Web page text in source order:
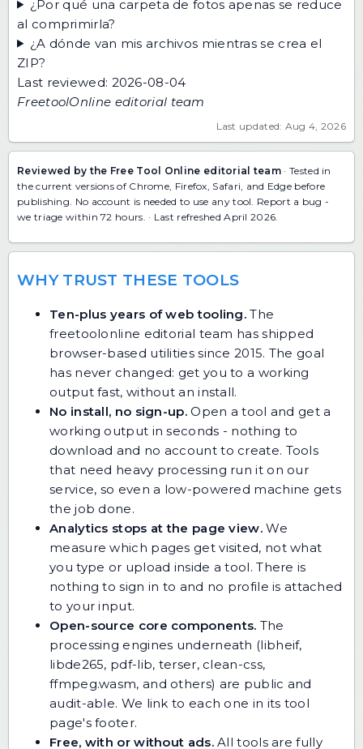
¿Por qué una carpeta de fotos apenas se reduce
al comprimirla?
¿A dónde van mis archivos mientras se crea el
ZIP?
Last reviewed: 2026-08-04
FreetoolOnline editorial team
Last updated: Aug 4, 2026
Reviewed by the Free Tool Online editorial team · Tested in
the current versions of Chrome, Firefox, Safari, and Edge before
publishing. No account is needed to use any tool. Report a bug -
we triage within 72 hours. · Last refreshed April 2026.
WHY TRUST THESE TOOLS
Ten-plus years of web tooling. The
freetoolonline editorial team has shipped
browser-based utilities since 2015. The goal
has never changed: get you to a working
output fast, without an install.
No install, no sign-up.Open a tool and get a
working output in seconds - nothing to
download and no account to create. Tools
that need heavy processing run it on our
service, so even a low-powered machine gets
the job done.
Analytics stops at the page view.We
measure which pages get visited, not what
you type or upload inside a tool. There is
nothing to sign in to and no profile is attached
to your input.
Open-source core components. The
processing engines underneath (libheif,
libde265, pdf-lib, terser, clean-css,
ffmpeg.wasm, and others) are public and
audit-able. We link to each one in its tool
page's footer.
Free, with or without ads.All tools are fully